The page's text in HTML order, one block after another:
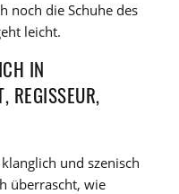
noch die Schuhe des
leicht.
IN
REGISSEUR,
und szenisch
überrascht, wie